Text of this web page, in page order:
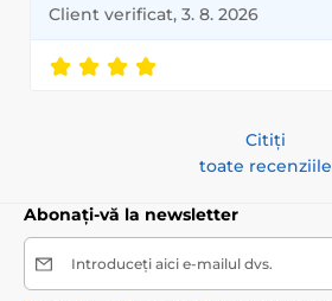
Client verificat, 3. 8. 2026
Citiți
toate recenziile
Abonați-vă la newsletter
Introduceți aici e-mailul dvs.